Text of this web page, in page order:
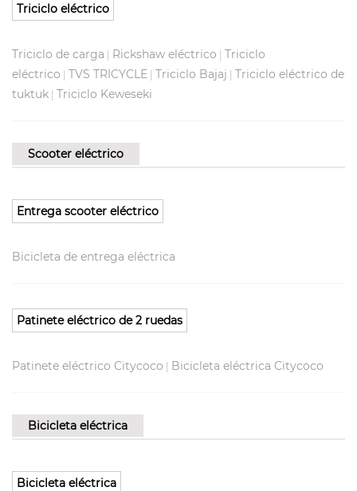
Triciclo eléctrico
Triciclo de carga Rickshaw eléctrico
Triciclo
eléctrico
TVS TRICYCLE Triciclo Bajaj
Triciclo eléctrico de
tuktuk Triciclo Keweseki
Scooter eléctrico
Entrega scooter eléctrico
Bicicleta de entrega eléctrica
Patinete eléctrico de 2 ruedas
Patinete eléctrico Citycoco Bicicleta eléctrica Citycoco
Bicicleta eléctrica
Bicicleta eléctrica